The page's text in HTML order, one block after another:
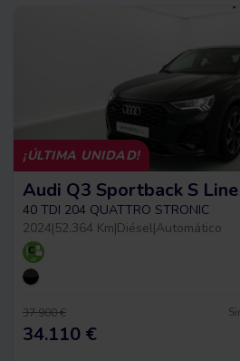
¡ÚLTIMA UNIDAD!
Audi Q3 Sportback S Line
40 TDI 204 QUATTRO STRONIC
2024|52.364 Km|Diésel|Automático
37.900 €
34.110 €